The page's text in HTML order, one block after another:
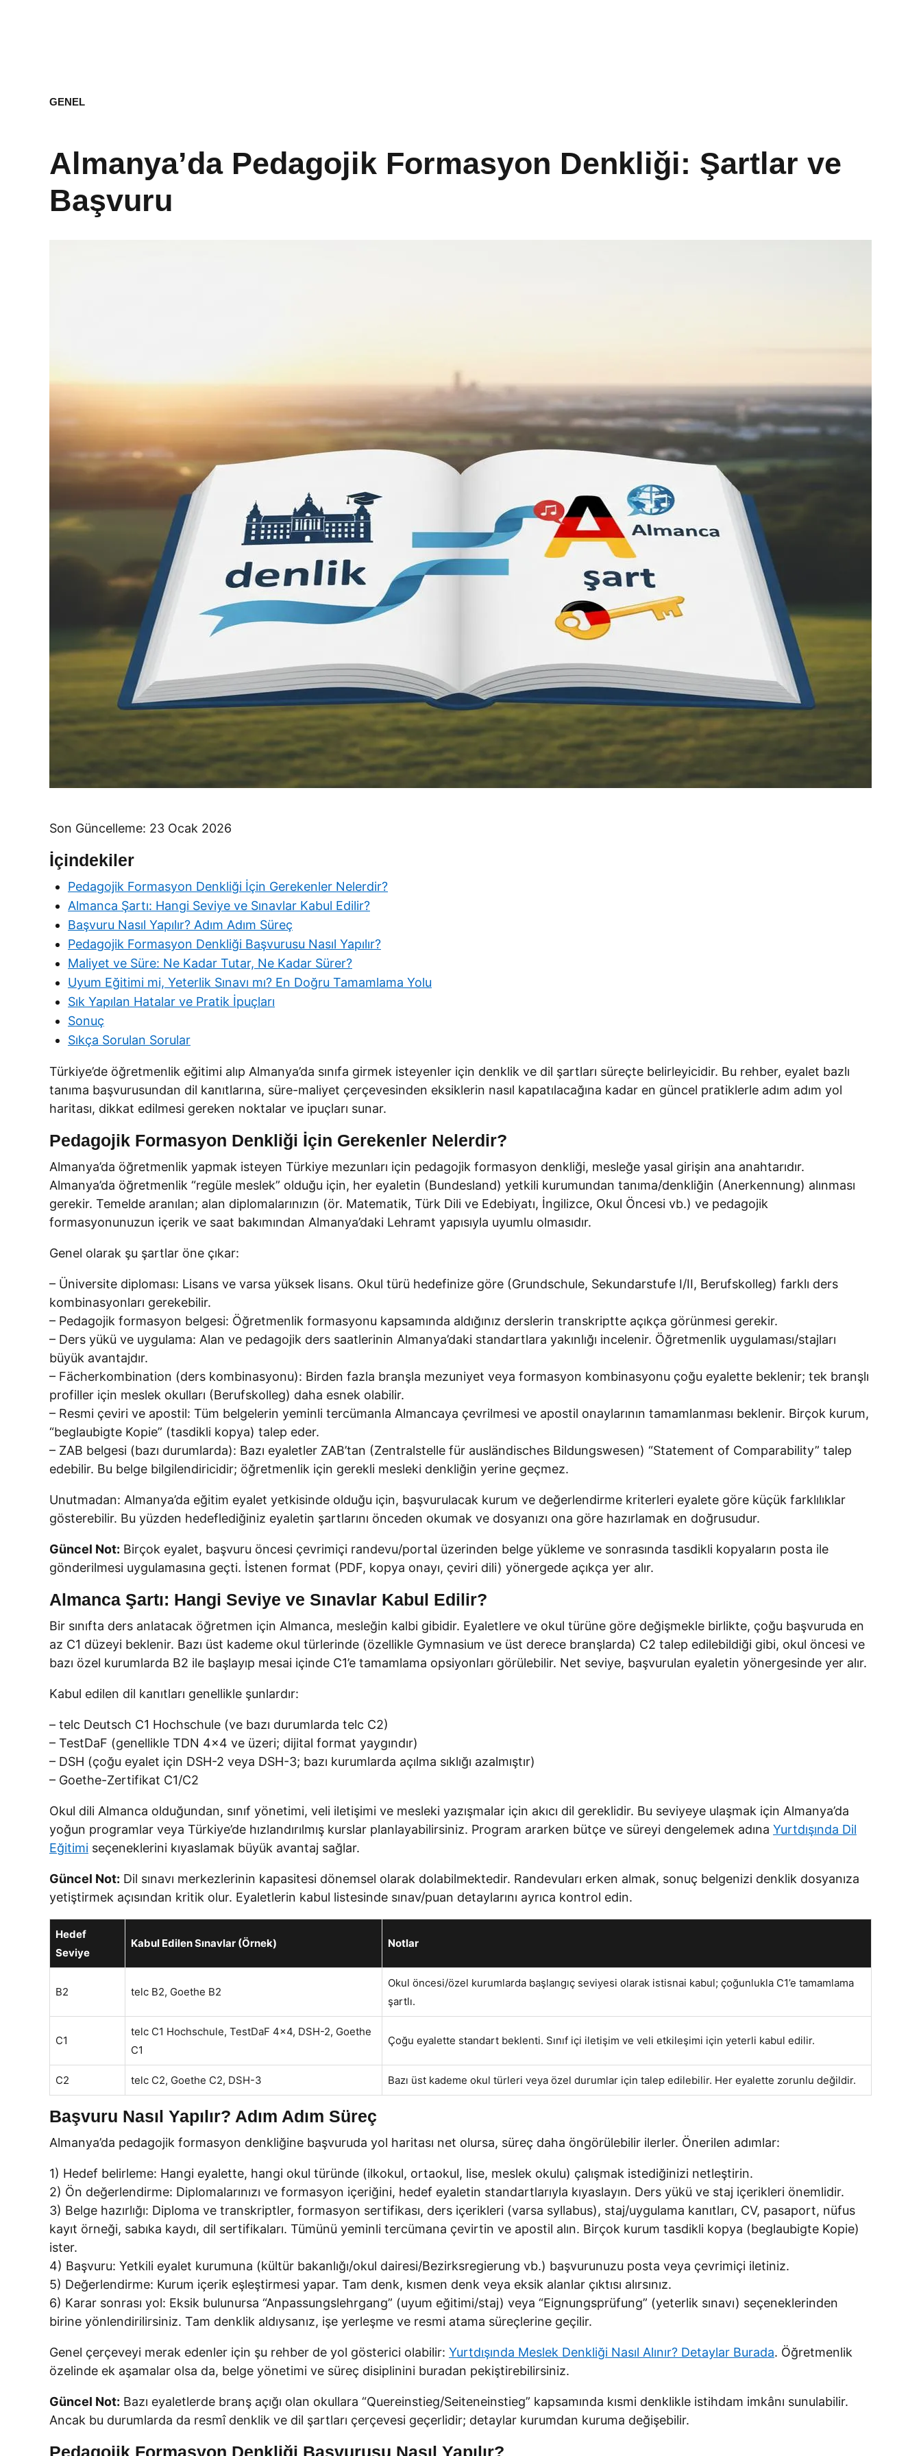
GENEL
Almanya’da Pedagojik Formasyon Denkliği: Şartlar ve
Başvuru
Son Güncelleme: 23 Ocak 2026
İçindekiler
Pedagojik Formasyon Denkliği İçin Gerekenler Nelerdir?
Almanca Şartı: Hangi Seviye ve Sınavlar Kabul Edilir?
Başvuru Nasıl Yapılır? Adım Adım Süreç
Pedagojik Formasyon Denkliği Başvurusu Nasıl Yapılır?
Maliyet ve Süre: Ne Kadar Tutar, Ne Kadar Sürer?
Uyum Eğitimi mi, Yeterlik Sınavı mı? En Doğru Tamamlama Yolu
Sık Yapılan Hatalar ve Pratik İpuçları
Sonuç
Sıkça Sorulan Sorular
Türkiye’de öğretmenlik eğitimi alıp Almanya’da sınıfa girmek isteyenler için denklik ve dil şartları süreçte belirleyicidir. Bu rehber, eyalet bazlı
tanıma başvurusundan dil kanıtlarına, süre-maliyet çerçevesinden eksiklerin nasıl kapatılacağına kadar en güncel pratiklerle adım adım yol
haritası, dikkat edilmesi gereken noktalar ve ipuçları sunar.
Pedagojik Formasyon Denkliği İçin Gerekenler Nelerdir?
Almanya’da öğretmenlik yapmak isteyen Türkiye mezunları için pedagojik formasyon denkliği, mesleğe yasal girişin ana anahtarıdır.
Almanya’da öğretmenlik “regüle meslek” olduğu için, her eyaletin (Bundesland) yetkili kurumundan tanıma/denkliğin (Anerkennung) alınması
gerekir. Temelde aranılan; alan diplomalarınızın (ör. Matematik, Türk Dili ve Edebiyatı, İngilizce, Okul Öncesi vb.) ve pedagojik
formasyonunuzun içerik ve saat bakımından Almanya’daki Lehramt yapısıyla uyumlu olmasıdır.
Genel olarak şu şartlar öne çıkar:
– Üniversite diploması: Lisans ve varsa yüksek lisans. Okul türü hedefinize göre (Grundschule, Sekundarstufe I/II, Berufskolleg) farklı ders
kombinasyonları gerekebilir.
– Pedagojik formasyon belgesi: Öğretmenlik formasyonu kapsamında aldığınız derslerin transkriptte açıkça görünmesi gerekir.
– Ders yükü ve uygulama: Alan ve pedagojik ders saatlerinin Almanya’daki standartlara yakınlığı incelenir. Öğretmenlik uygulaması/stajları
büyük avantajdır.
– Fächerkombination (ders kombinasyonu): Birden fazla branşla mezuniyet veya formasyon kombinasyonu çoğu eyalette beklenir; tek branşlı
profiller için meslek okulları (Berufskolleg) daha esnek olabilir.
– Resmi çeviri ve apostil: Tüm belgelerin yeminli tercümanla Almancaya çevrilmesi ve apostil onaylarının tamamlanması beklenir. Birçok kurum,
“beglaubigte Kopie” (tasdikli kopya) talep eder.
– ZAB belgesi (bazı durumlarda): Bazı eyaletler ZAB’tan (Zentralstelle für ausländisches Bildungswesen) “Statement of Comparability” talep
edebilir. Bu belge bilgilendiricidir; öğretmenlik için gerekli mesleki denkliğin yerine geçmez.
Unutmadan: Almanya’da eğitim eyalet yetkisinde olduğu için, başvurulacak kurum ve değerlendirme kriterleri eyalete göre küçük farklılıklar
gösterebilir. Bu yüzden hedeflediğiniz eyaletin şartlarını önceden okumak ve dosyanızı ona göre hazırlamak en doğrusudur.
Güncel Not: Birçok eyalet, başvuru öncesi çevrimiçi randevu/portal üzerinden belge yükleme ve sonrasında tasdikli kopyaların posta ile
gönderilmesi uygulamasına geçti. İstenen format (PDF, kopya onayı, çeviri dili) yönergede açıkça yer alır.
Almanca Şartı: Hangi Seviye ve Sınavlar Kabul Edilir?
Bir sınıfta ders anlatacak öğretmen için Almanca, mesleğin kalbi gibidir. Eyaletlere ve okul türüne göre değişmekle birlikte, çoğu başvuruda en
az C1 düzeyi beklenir. Bazı üst kademe okul türlerinde (özellikle Gymnasium ve üst derece branşlarda) C2 talep edilebildiği gibi, okul öncesi ve
bazı özel kurumlarda B2 ile başlayıp mesai içinde C1’e tamamlama opsiyonları görülebilir. Net seviye, başvurulan eyaletin yönergesinde yer alır.
Kabul edilen dil kanıtları genellikle şunlardır:
– telc Deutsch C1 Hochschule (ve bazı durumlarda telc C2)
– TestDaF (genellikle TDN 4×4 ve üzeri; dijital format yaygındır)
– DSH (çoğu eyalet için DSH-2 veya DSH-3; bazı kurumlarda açılma sıklığı azalmıştır)
– Goethe-Zertifikat C1/C2
Okul dili Almanca olduğundan, sınıf yönetimi, veli iletişimi ve mesleki yazışmalar için akıcı dil gereklidir. Bu seviyeye ulaşmak için Almanya’da
yoğun programlar veya Türkiye’de hızlandırılmış kurslar planlayabilirsiniz. Program ararken bütçe ve süreyi dengelemek adına Yurtdışında Dil
Eğitimi seçeneklerini kıyaslamak büyük avantaj sağlar.
Güncel Not: Dil sınavı merkezlerinin kapasitesi dönemsel olarak dolabilmektedir. Randevuları erken almak, sonuç belgenizi denklik dosyanıza
yetiştirmek açısından kritik olur. Eyaletlerin kabul listesinde sınav/puan detaylarını ayrıca kontrol edin.
Hedef
Seviye
Kabul Edilen Sınavlar (Örnek) Notlar
B2 telc B2, Goethe B2
Okul öncesi/özel kurumlarda başlangıç seviyesi olarak istisnai kabul; çoğunlukla C1’e tamamlama
şartlı.
C1
telc C1 Hochschule, TestDaF 4×4, DSH-2, Goethe
C1
Çoğu eyalette standart beklenti. Sınıf içi iletişim ve veli etkileşimi için yeterli kabul edilir.
C2 telc C2, Goethe C2, DSH-3 Bazı üst kademe okul türleri veya özel durumlar için talep edilebilir. Her eyalette zorunlu değildir.
Başvuru Nasıl Yapılır? Adım Adım Süreç
Almanya’da pedagojik formasyon denkliğine başvuruda yol haritası net olursa, süreç daha öngörülebilir ilerler. Önerilen adımlar:
1) Hedef belirleme: Hangi eyalette, hangi okul türünde (ilkokul, ortaokul, lise, meslek okulu) çalışmak istediğinizi netleştirin.
2) Ön değerlendirme: Diplomalarınızı ve formasyon içeriğini, hedef eyaletin standartlarıyla kıyaslayın. Ders yükü ve staj içerikleri önemlidir.
3) Belge hazırlığı: Diploma ve transkriptler, formasyon sertifikası, ders içerikleri (varsa syllabus), staj/uygulama kanıtları, CV, pasaport, nüfus
kayıt örneği, sabıka kaydı, dil sertifikaları. Tümünü yeminli tercümana çevirtin ve apostil alın. Birçok kurum tasdikli kopya (beglaubigte Kopie)
ister.
4) Başvuru: Yetkili eyalet kurumuna (kültür bakanlığı/okul dairesi/Bezirksregierung vb.) başvurunuzu posta veya çevrimiçi iletiniz.
5) Değerlendirme: Kurum içerik eşleştirmesi yapar. Tam denk, kısmen denk veya eksik alanlar çıktısı alırsınız.
6) Karar sonrası yol: Eksik bulunursa “Anpassungslehrgang” (uyum eğitimi/staj) veya “Eignungsprüfung” (yeterlik sınavı) seçeneklerinden
birine yönlendirilirsiniz. Tam denklik aldıysanız, işe yerleşme ve resmi atama süreçlerine geçilir.
Genel çerçeveyi merak edenler için şu rehber de yol gösterici olabilir: Yurtdışında Meslek Denkliği Nasıl Alınır? Detaylar Burada. Öğretmenlik
özelinde ek aşamalar olsa da, belge yönetimi ve süreç disiplinini buradan pekiştirebilirsiniz.
Güncel Not: Bazı eyaletlerde branş açığı olan okullara “Quereinstieg/Seiteneinstieg” kapsamında kısmi denklikle istihdam imkânı sunulabilir.
Ancak bu durumlarda da resmî denklik ve dil şartları çerçevesi geçerlidir; detaylar kurumdan kuruma değişebilir.
Pedagojik Formasyon Denkliği Başvurusu Nasıl Yapılır?